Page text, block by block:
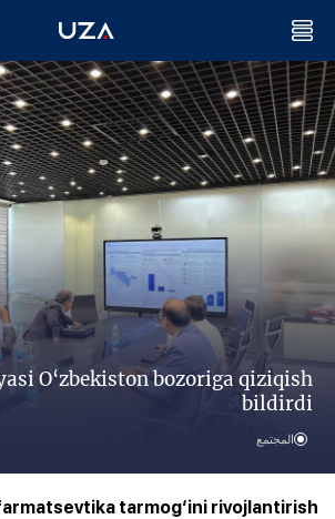
O‘zbekiston bozoriga qiziqish
bildirdi
المجتمع
tarmog‘ini rivojlantirish